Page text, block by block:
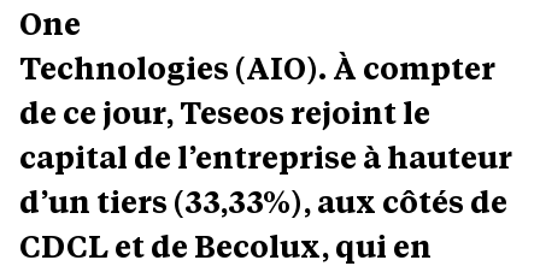
One
Technologies (AIO). À compter
de ce jour, Teseos rejoint le
capital de l’entreprise à hauteur
d’un tiers (33,33%), aux côtés de
CDCL et de Becolux, qui en